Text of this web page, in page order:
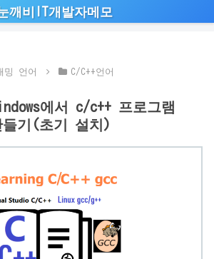
깨비IT개발자메모
밍 언어 C/C++언어
에서 c/c++ 프로그램
기(초기 설치)